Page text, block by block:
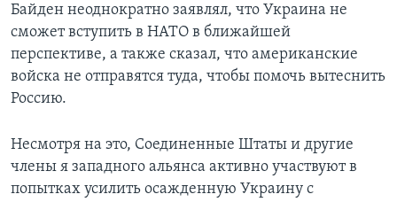
Байден неоднократно заявлял, что Украина не
сможет вступить в НАТО в ближайшей
перспективе, а также сказал, что американские
войска не отправятся туда, чтобы помочь вытеснить
Россию.
Несмотря на это, Соединенные Штаты и другие
члены я западного альянса активно участвуют в
попытках усилить осажденную Украину с